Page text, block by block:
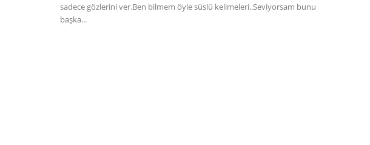
sadece gözlerini ver.Ben bilmem öyle süslü kelimeleri..Seviyorsam bunu
başka...